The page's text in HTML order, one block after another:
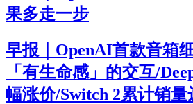
果多走一步
早报｜OpenAI首款音箱
「有生命感」的交互/
幅涨价/Switch 2累计销量